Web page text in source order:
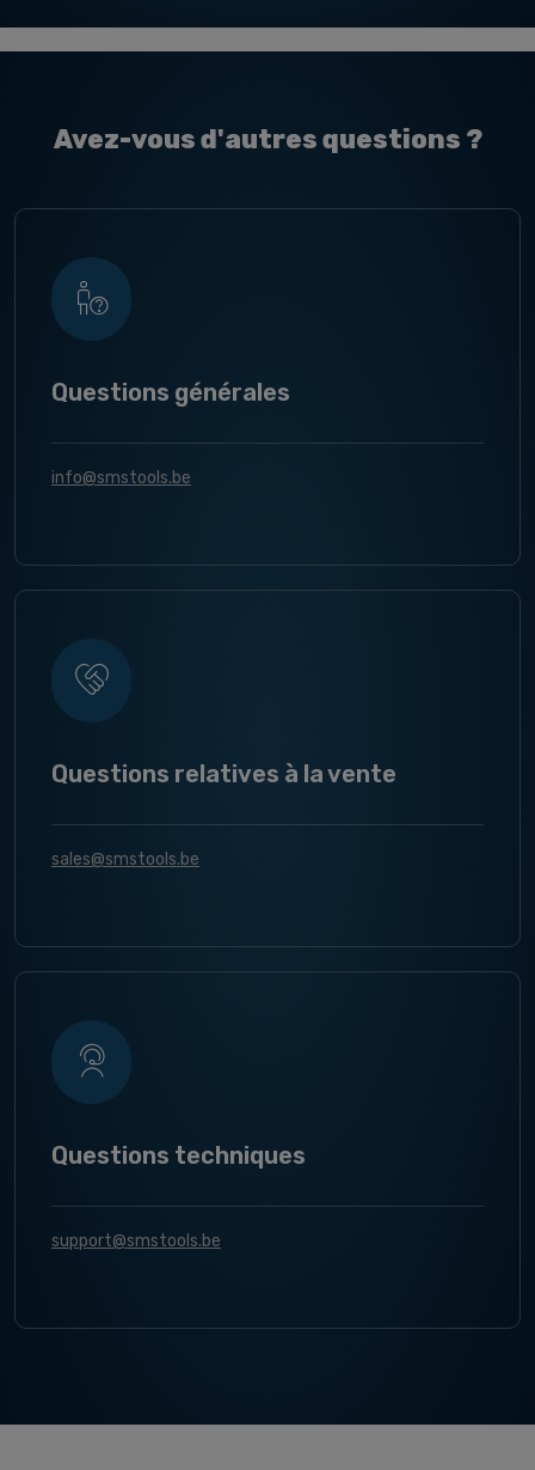
Avez-vous d'autres questions ?
Questions générales
info@smstools.be
Questions relatives à la vente
sales@smstools.be
Questions techniques
support@smstools.be